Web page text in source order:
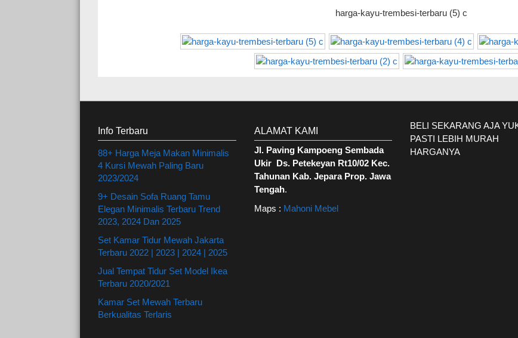
harga-kayu-trembesi-terbaru (5) c
Info Terbaru
88+ Harga Meja Makan Minimalis
4 Kursi Mewah Paling Baru
2023/2024
9+ Desain Sofa Ruang Tamu
Elegan Minimalis Terbaru Trend
2023, 2024 Dan 2025
Set Kamar Tidur Mewah Jakarta
Terbaru 2022 | 2023 | 2024 | 2025
Jual Tempat Tidur Set Model Ikea
Terbaru 2020/2021
Kamar Set Mewah Terbaru
Berkualitas Terlaris
ALAMAT KAMI
Jl. Paving Kampoeng Sembada
Ukir Ds. Petekeyan Rt10/02 Kec.
Tahunan Kab. Jepara Prop. Jawa
Tengah.
Maps : Mahoni Mebel
BELI SEKARANG AJA
PASTI LEBIH MURAH
HARGANYA